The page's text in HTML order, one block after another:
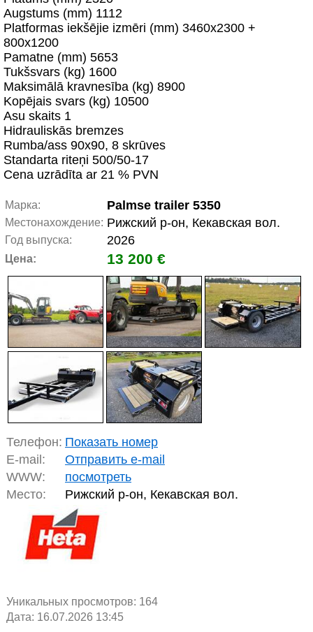
Augstums (mm) 1112
Platformas iekšējie izmēri (mm) 3460x2300 +
800x1200
Pamatne (mm) 5653
Tukšsvars (kg) 1600
Maksimālā kravnesība (kg) 8900
Kopējais svars (kg) 10500
Asu skaits 1
Hidrauliskās bremzes
Rumba/ass 90x90, 8 skrūves
Standarta riteņi 500/50-17
Cena uzrādīta ar 21 % PVN
Марка: Palmse trailer 5350
Местонахождение: Рижский р-он, Кекавская вол.
Год выпуска: 2026
Цена: 13 200 €
Телефон: Показать номер
E-mail:
Отправить e-mail
WWW:
посмотреть
Место:
Рижский р-он, Кекавская вол.
Уникальных просмотров: 164
Дата: 16.07.2026 13:45